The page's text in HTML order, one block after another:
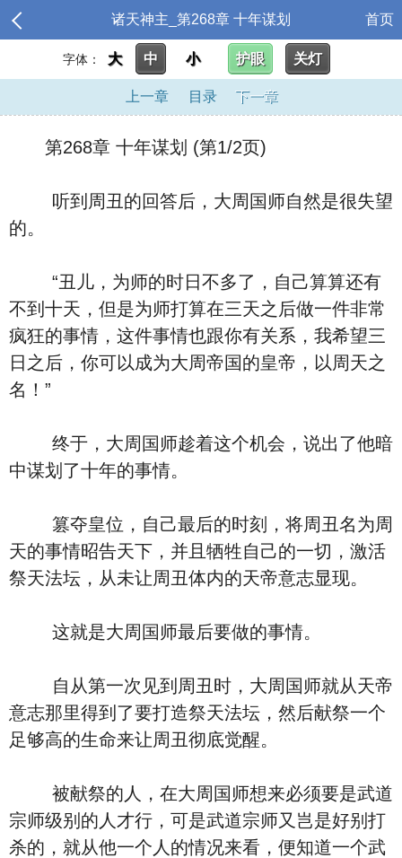
诸天神主_第268章 十年谋划 首页
字体： 大 中 小 护眼 关灯
上一章 目录 下一章
第268章 十年谋划 (第1/2页)
听到周丑的回答后，大周国师自然是很失望
的。
“丑儿，为师的时日不多了，自己算算还有
不到十天，但是为师打算在三天之后做一件非常
疯狂的事情，这件事情也跟你有关系，我希望三
日之后，你可以成为大周帝国的皇帝，以周天之
名！”
终于，大周国师趁着这个机会，说出了他暗
中谋划了十年的事情。
篡夺皇位，自己最后的时刻，将周丑名为周
天的事情昭告天下，并且牺牲自己的一切，激活
祭天法坛，从未让周丑体内的天帝意志显现。
这就是大周国师最后要做的事情。
自从第一次见到周丑时，大周国师就从天帝
意志那里得到了要打造祭天法坛，然后献祭一个
足够高的生命来让周丑彻底觉醒。
被献祭的人，在大周国师想来必须要是武道
宗师级别的人才行，可是武道宗师又岂是好别打
杀的，就从他一个人的情况来看，便知道一个武